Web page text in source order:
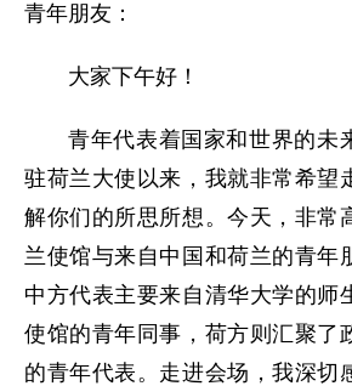
青年朋友：
大家下午好！
青年代表着国家和世界的未
驻荷兰大使以来，我就非常希望
解你们的所思所想。今天，非常
兰使馆与来自中国和荷兰的青年
中方代表主要来自清华大学的师
使馆的青年同事，荷方则汇聚了
的青年代表。走进会场，我深切